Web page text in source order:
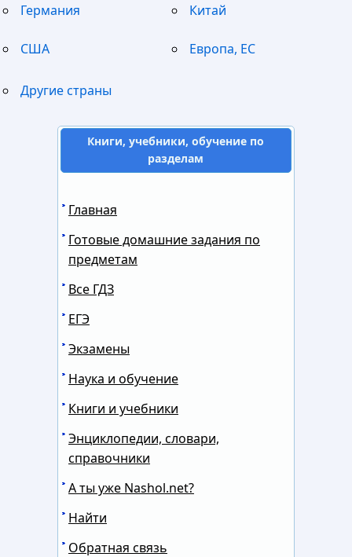
Германия Китай
США Европа, ЕС
Другие страны
Книги, учебники, обучение по
разделам
Главная
Готовые домашние задания по
предметам
Все ГДЗ
ЕГЭ
Экзамены
Наука и обучение
Книги и учебники
Энциклопедии, словари,
справочники
А ты уже Nashol.net?
Найти
Обратная связь